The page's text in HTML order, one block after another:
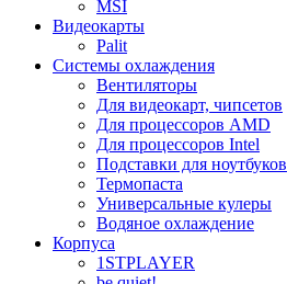
MSI
Видеокарты
Palit
Системы охлаждения
Вентиляторы
Для видеокарт, чипсетов
Для процессоров AMD
Для процессоров Intel
Подставки для ноутбуков
Термопаста
Универсальные кулеры
Водяное охлаждение
Корпуса
1STPLAYER